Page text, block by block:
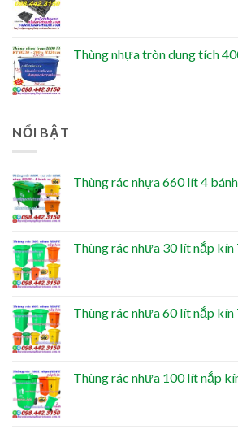
Thùng nhựa tròn dung tích
NỔI BẬT
Thùng rác nhựa 660 lít 4
Thùng rác nhựa 30 lít nắp kín
Thùng rác nhựa 60 lít nắp kín
Thùng rác nhựa 100 lít nắp